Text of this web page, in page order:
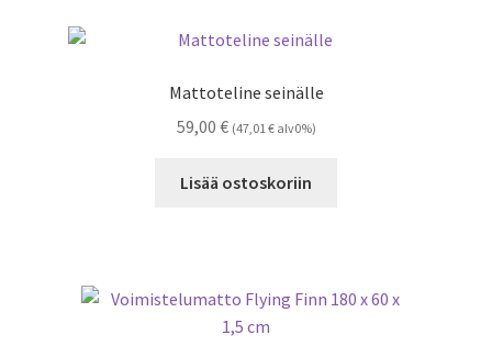
Mattoteline seinälle
59,00 € (47,01 €alv0%)
Lisää ostoskoriin